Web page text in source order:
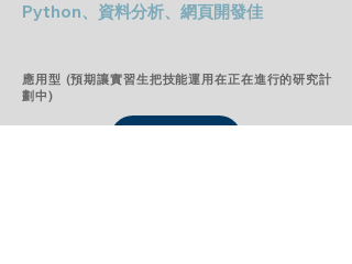
Python、資料分析、網頁開發佳
應用型 (預期讓實習生把技能運用在正在進行的研究計
劃中)